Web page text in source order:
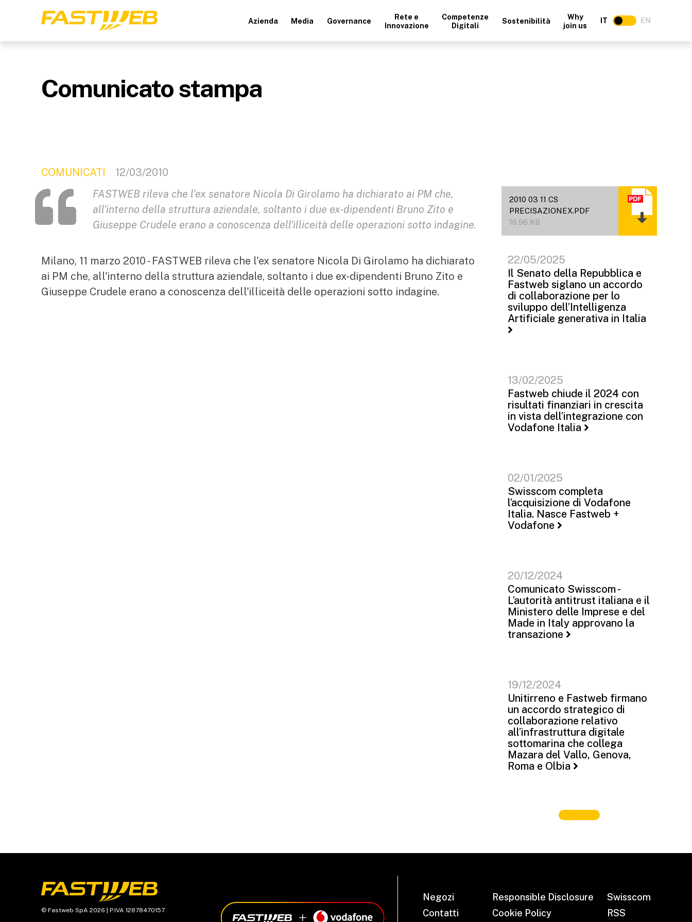
Azienda Media Governance
Rete e
Innovazione
Competenze
Digitali
Sostenibilità
Why
join us
IT EN
Comunicato stampa
COMUNICATI
12/03/2010
FASTWEB rileva che l'ex senatore Nicola Di Girolamo ha dichiarato ai PM che,
all'interno della struttura aziendale, soltanto i due ex-dipendenti Bruno Zito e
Giuseppe Crudele erano a conoscenza dell'illiceità delle operazioni sotto indagine.
Milano, 11 marzo 2010 - FASTWEB rileva che l'ex senatore Nicola Di Girolamo ha dichiarato
ai PM che, all'interno della struttura aziendale, soltanto i due ex-dipendenti Bruno Zito e
Giuseppe Crudele erano a conoscenza dell'illiceità delle operazioni sotto indagine.
2010 03 11 CS
PRECISAZIONEX.PDF
16.96 KB
22/05/2025
Il Senato della Repubblica e
Fastweb siglano un accordo
di collaborazione per lo
sviluppo dell’Intelligenza
Artificiale generativa in Italia
13/02/2025
Fastweb chiude il 2024 con
risultati finanziari in crescita
in vista dell’integrazione con
Vodafone Italia
02/01/2025
Swisscom completa
l’acquisizione di Vodafone
Italia. Nasce Fastweb +
Vodafone
20/12/2024
Comunicato Swisscom -
L’autorità antitrust italiana e il
Ministero delle Imprese e del
Made in Italy approvano la
transazione
19/12/2024
Unitirreno e Fastweb firmano
un accordo strategico di
collaborazione relativo
all’infrastruttura digitale
sottomarina che collega
Mazara del Vallo, Genova,
Roma e Olbia
© Fastweb SpA 2026 | P.IVA 12878470157
Negozi
Contatti
Responsible Disclosure
Cookie Policy
Swisscom
RSS